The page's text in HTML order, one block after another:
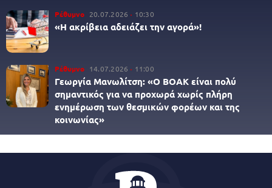
Ρέθυμνο 20.07.2026 10:30
«Η ακρίβεια αδειάζει την αγορά»!
Ρέθυμνο 14.07.2026 11:00
Γεωργία Μανωλίτση: «Ο ΒΟΑΚ είναι πολύ
σημαντικός για να προχωρά χωρίς πλήρη
ενημέρωση των θεσμικών φορέων και της
κοινωνίας»